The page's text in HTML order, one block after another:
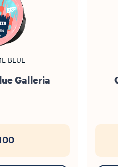
BLUE
Galleria